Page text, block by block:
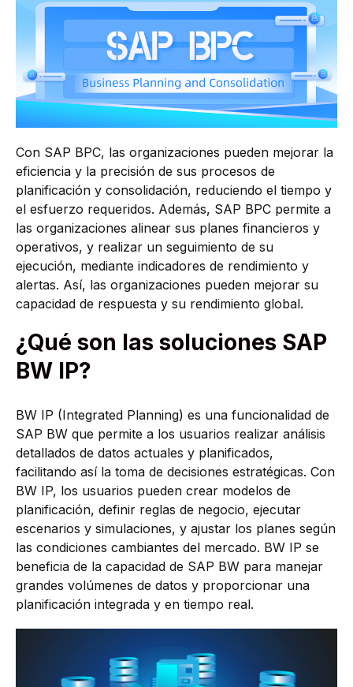
Con SAP BPC, las organizaciones pueden mejorar la
eficiencia y la precisión de sus procesos de
planificación y consolidación, reduciendo el tiempo y
el esfuerzo requeridos. Además, SAP BPC permite a
las organizaciones alinear sus planes financieros y
operativos, y realizar un seguimiento de su
ejecución, mediante indicadores de rendimiento y
alertas. Así, las organizaciones pueden mejorar su
capacidad de respuesta y su rendimiento global.
¿Qué son las soluciones SAP
BW IP?
BW IP (Integrated Planning) es una funcionalidad de
SAP BW que permite a los usuarios realizar análisis
detallados de datos actuales y planificados,
facilitando así la toma de decisiones estratégicas. Con
BW IP, los usuarios pueden crear modelos de
planificación, definir reglas de negocio, ejecutar
escenarios y simulaciones, y ajustar los planes según
las condiciones cambiantes del mercado. BW IP se
beneficia de la capacidad de SAP BW para manejar
grandes volúmenes de datos y proporcionar una
planificación integrada y en tiempo real.